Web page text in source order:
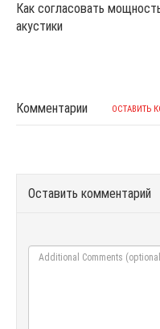
Как согласовать
акустики
Комментарии ОСТАВИТЬ
Оставить комментарий